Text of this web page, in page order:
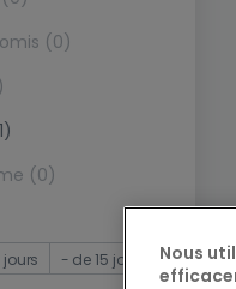
(0)
(0)
- de 15 jours
Nous